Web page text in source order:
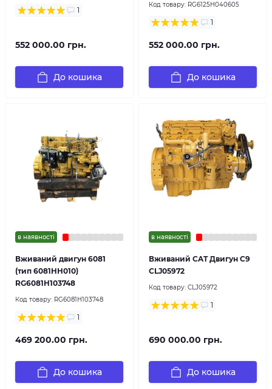
1
552 000.00 грн.
До кошика
Код товару: RG6125H040605
1
552 000.00 грн.
До кошика
в наявності
Вживаний двигун 6081
(тип 6081HH010)
RG6081H103748
Код товару: RG6081H103748
1
469 200.00 грн.
До кошика
в наявності
Вживаний CAT Двигун C9
CLJ05972
Код товару: CLJ05972
1
690 000.00 грн.
До кошика